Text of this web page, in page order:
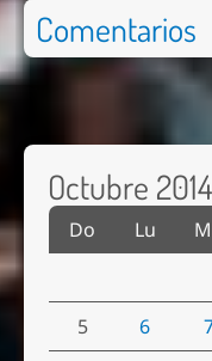
Comentarios
Octubre 2014
Do Lu
5
6